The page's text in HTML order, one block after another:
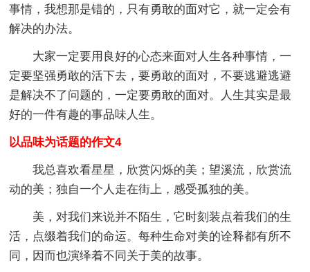
事情，我想那是错的，只有勇敢的面对它，就一定会有
解决的办法。
大家一定要用良好的心态来面对人生各种事情，一
定要坚强勇敢的活下去，要勇敢的面对，不要逃避逃避
是解决不了问题的，一定要勇敢的面对。人生其实是最
好的一件有趣的事品味人生。
以品味为话题的作文4
我总喜欢看星星，欣赏闪烁的美；望溪流，欣赏流
动的美；独自一个人走在街上，感受孤独的美。
美，对我们来说并不陌生，它时刻装点着我们的生
活，点缀着我们的命运。每种生命对美的诠释都有所不
同，因而也演绎着不同关于美的故事。